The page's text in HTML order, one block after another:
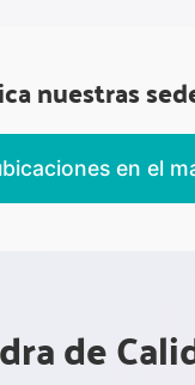
nuestras
en el
de